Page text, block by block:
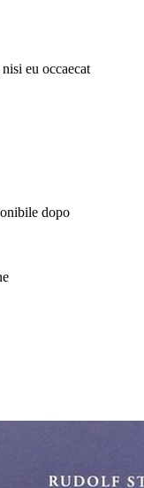
eu occaecat
dopo